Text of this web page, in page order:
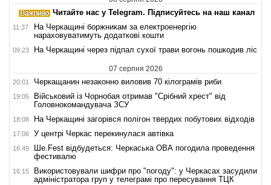
Читайте нас у Telegram. Підписуйтесь на наш канал
11:37
На Черкащині боржникам за електроенергію
нараховуватимуть додаткові кошти
09:23 На Черкащині через підпал сухої трави вогонь пошкодив ліс
07 серпня 2026
20:01 Черкащанин незаконно виловив 70 кілограмів риби
19:05
Військовий із Чорнобая отримав "Срібний хрест" від
Головнокомандувача ЗСУ
18:08 На Черкащині загорівся полігон твердих побутових відходів
17:06 У центрі Черкас перекинулася автівка
16:49
Ше.Fest відбудеться: Черкаська ОВА погодила проведення
фестивалю
16:15
Використовували шифри про "погоду": у Черкасах засудили
адміністратора груп у телеграмі про пересування ТЦК